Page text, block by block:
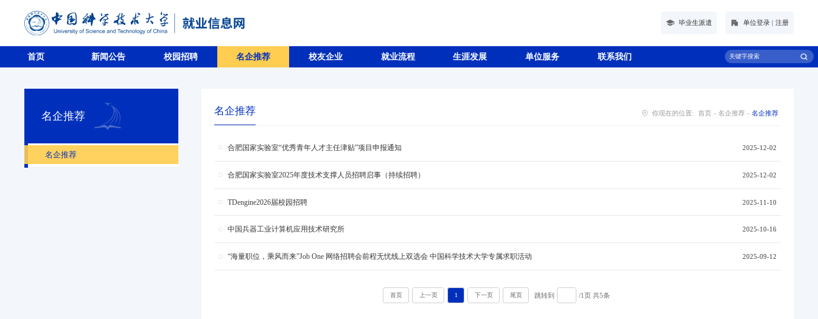
毕业生派遣 单位登录 注册
首页 新闻公告 校园招聘 名企推荐 校友企业 就业流程 生涯发展 单位服务 联系我们
名企推荐
名企推荐
名企推荐 你现在的位置: 首页 - 名企推荐 - 名企推荐
合肥国家实验室“优秀青年人才主任津贴”项目申报通知 2025-12-02
合肥国家实验室2025年度技术支撑人员招聘启事（持续招聘） 2025-12-02
TDengine2026届校园招聘 2025-11-10
中国兵器工业计算机应用技术研究所 2025-10-16
“海量职位，乘风而来”Job One 网络招聘会前程无忧线上双选会 中国科学技术大学专属求职活动 2025-09-12
首页 上一页 1 下一页 尾页 跳转到 /1页 共5条